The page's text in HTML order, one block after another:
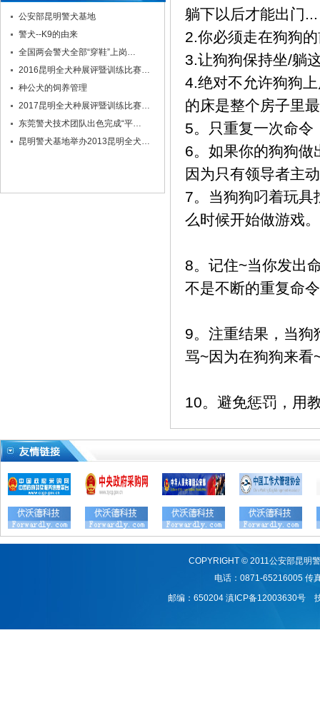
公安部昆明警犬基地
警犬--K9的由来
全国两会警犬全部“穿鞋”上岗…
2016昆明全犬种展评暨训练比赛…
种公犬的饲养管理
2017昆明全犬种展评暨训练比赛…
东莞警犬技术团队出色完成“平…
昆明警犬基地举办2013昆明全犬…
躺下以后才能出门...
2.你必须走在狗狗
3.让狗狗保持坐/躺
4.绝对不允许狗狗
的床是整个房子里
5。只重复一次命令
6。如果你的狗狗做
因为只有领导者主
7。当狗狗叼着玩具
么时候开始做游戏。
8。记住~当你发出
不是不断的重复命
9。注重结果，当狗
骂~因为在狗狗来看
10。避免惩罚，用
COPYRIGHT © 2011公安部昆明
电话：0871-65216005 传
邮编：650204 滇ICP备12003630号技